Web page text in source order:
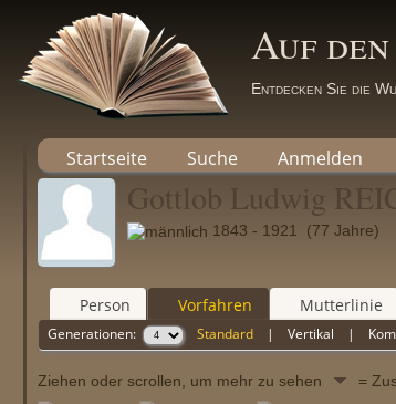
Auf
Entdecken Sie die
Startseite Suche Anmelden
Gottlob Ludwig
1843 - 1921 (77 Jahre)
Person Vorfahren Mutterlinie
Generationen: Standard |Vertikal |
Ziehen oder scrollen, um mehr zu sehen =